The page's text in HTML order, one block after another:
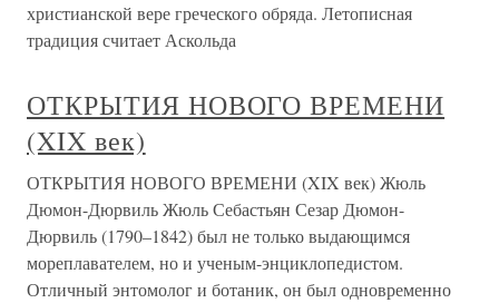
христианской вере греческого обряда. Летописная
традиция считает Аскольда
ОТКРЫТИЯ НОВОГО ВРЕМЕНИ
(XIX век)
ОТКРЫТИЯ НОВОГО ВРЕМЕНИ (XIX век) Жюль
Дюмон-Дюрвиль Жюль Себастьян Сезар Дюмон-
Дюрвиль (1790–1842) был не только выдающимся
мореплавателем, но и ученым-энциклопедистом.
Отличный энтомолог и ботаник, он был одновременно